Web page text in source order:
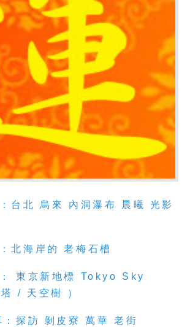
台北 烏來 內洞瀑布 晨曦 光影
北海岸的 老梅石槽
東京新地標 Tokyo Sky
/ 天空樹 ）
：探訪 剝皮寮 萬華 老街